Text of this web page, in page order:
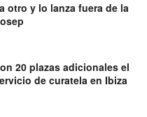
otro y lo lanza fuera de la
20 plazas adicionales el
de curatela en Ibiza